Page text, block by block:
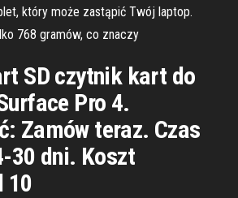
który może zastąpić Twój laptop.
768 gramów, co znaczy
SD czytnik kart do
Pro 4.
Zamów teraz. Czas
30 dni. Koszt
10